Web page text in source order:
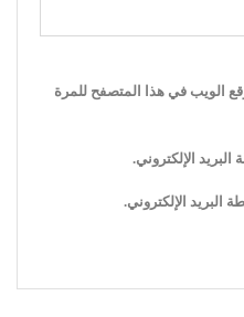
الويب في هذا المتصفح للمرة
الإلكتروني.
البريد الإلكتروني.